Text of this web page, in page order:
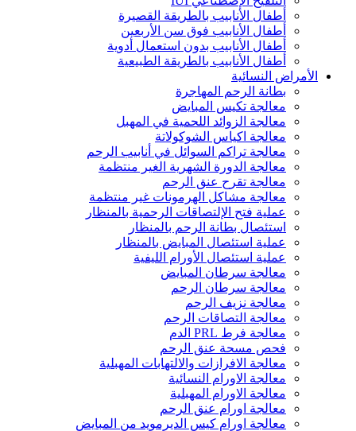
أطفال الأنابيب بالطريقة القصيرة
أطفال الأنابيب فوق سن الأربعين
أطفال الأنابيب بدون استعمال أدوية
أطفال الأنابيب بالطريقة الطبيعية
الأمراض النسائية
بطانة الرحم المهاجرة
معالجة تكيس المبايض
معالجة الزوائد اللحمية في المهبل
معالجة اكياس الشوكولاتة
معالجة تراكم السوائل في أنابيب الرحم
معالجة الدورة الشهرية الغير منتظمة
معالجة تقرح عنق الرحم
معالجة مشاكل الهرمونات غير منتظمة
عملية فتح الإلتصاقات الرحمية بالمنظار
استئصال بطانة الرحم بالمنظار
عملية استئصال المبايض بالمنظار
عملية استئصال الأورام الليفية
معالجة سرطان المبايض
معالجة سرطان الرحم
معالجة نزيف الرحم
معالجة التصاقات الرحم
معالجة فرط PRL الدم
فحص مسحة عنق الرحم
معالجة الافرازات والالتهابات المهبلية
معالجة الاورام النسائية
معالجة الاورام المهبلية
معالجة اورام عنق الرحم
معالجة اورام كيس الديرمويد من المبايض